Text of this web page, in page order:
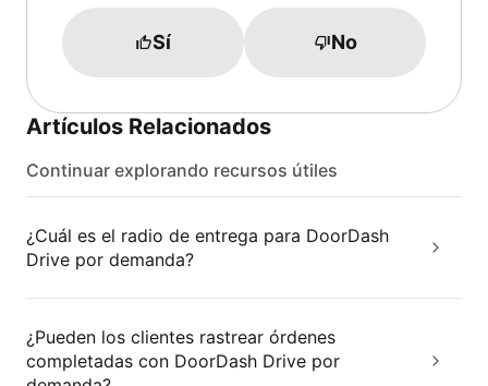
Sí No
Artículos Relacionados
Continuar explorando recursos útiles
¿Cuál es el radio de entrega para DoorDash
Drive por demanda?
¿Pueden los clientes rastrear órdenes
completadas con DoorDash Drive por